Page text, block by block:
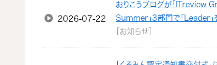
2026-07-22
おりこうブログが「
Summer」3部門で「Leader」
［お知らせ］